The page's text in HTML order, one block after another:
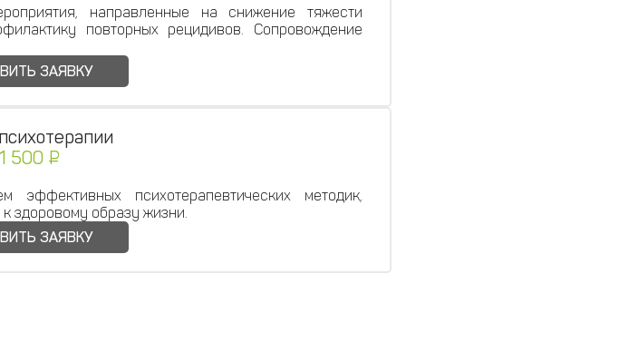
направленные на снижение тяжести
повторных рецидивов. Сопровождение
ЗАЯВКУ
500 ₽
эффективных психотерапевтических методик,
здоровому образу жизни.
ЗАЯВКУ